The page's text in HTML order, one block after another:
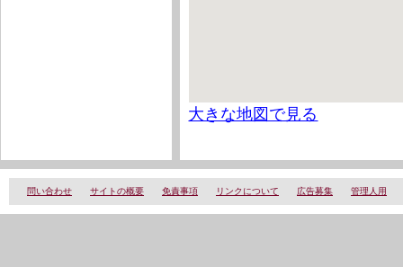
大きな地図で見る
問い合わせ サイトの概要 免責事項 リンクについて 広告募集 管理人用